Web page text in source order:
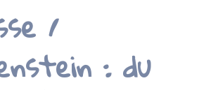
/
: du